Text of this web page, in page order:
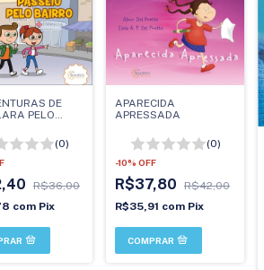
DE
PELO
PASSEIO
(0)
R$36,00
com Pix
APARECIDA
APRESSADA
(0)
-10% OFF
R$37,80
R$42,00
R$35,91 com Pix